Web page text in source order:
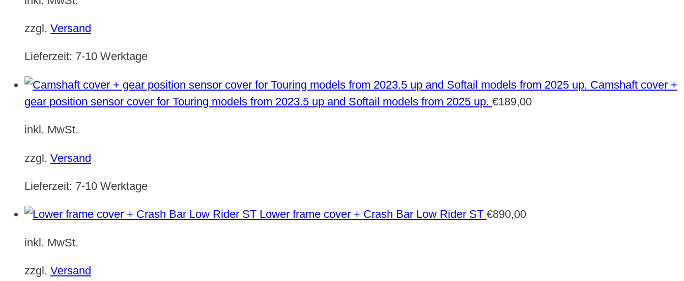
zzgl. Versand
Lieferzeit: 7-10 Werktage
Camshaft cover +
gear position sensor cover for Touring models from 2023.5 up and Softail models from 2025 up. €189,00
inkl. MwSt.
zzgl. Versand
Lieferzeit: 7-10 Werktage
Lower frame cover + Crash Bar Low Rider ST €890,00
inkl. MwSt.
zzgl. Versand